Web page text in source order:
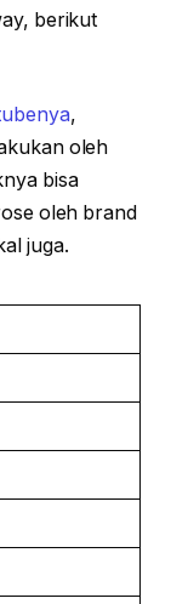
berikut
,
oleh
bisa
oleh brand
juga.